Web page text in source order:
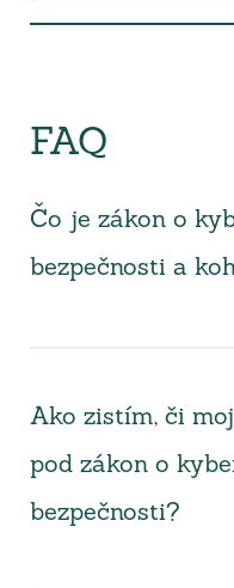
FAQ
Čo je zákon o
bezpečnosti a
Ako zistím, či
pod zákon o
bezpečnosti?